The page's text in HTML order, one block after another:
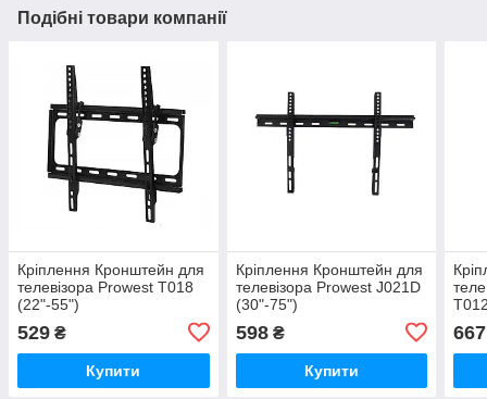
Подібні товари компанії
Кріплення Кронштейн для
телевізора Prowest T018
(22"-55")
529 ₴
Купити
Кріплення Кронштейн для
телевізора Prowest J021D
(30"-75")
598₴
Купити
667